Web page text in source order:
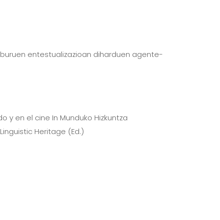
entestualizazioan diharduen agente-
y en el cine In Munduko Hizkuntza
Heritage (Ed.)